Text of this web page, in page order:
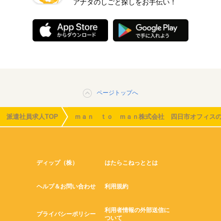
アナタのしごと探しをお手伝い！
ページトップへ
派遣社員求人TOP ｍａｎ ｔｏ ｍａｎ株式会社 四日市オフィス
ディップ（株） はたらこねっととは
ヘルプ＆お問い合わせ 利用規約
プライバシーポリシー
利用者情報の外部送信に
ついて